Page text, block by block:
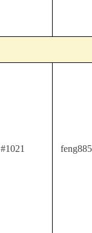
#1021